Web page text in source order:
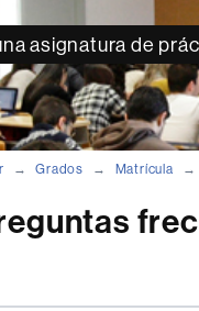
asignatura de
Grados Matrícula